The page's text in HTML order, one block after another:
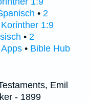
• 2
1:9
• 2
• Bible Hub
Emil
- 1899